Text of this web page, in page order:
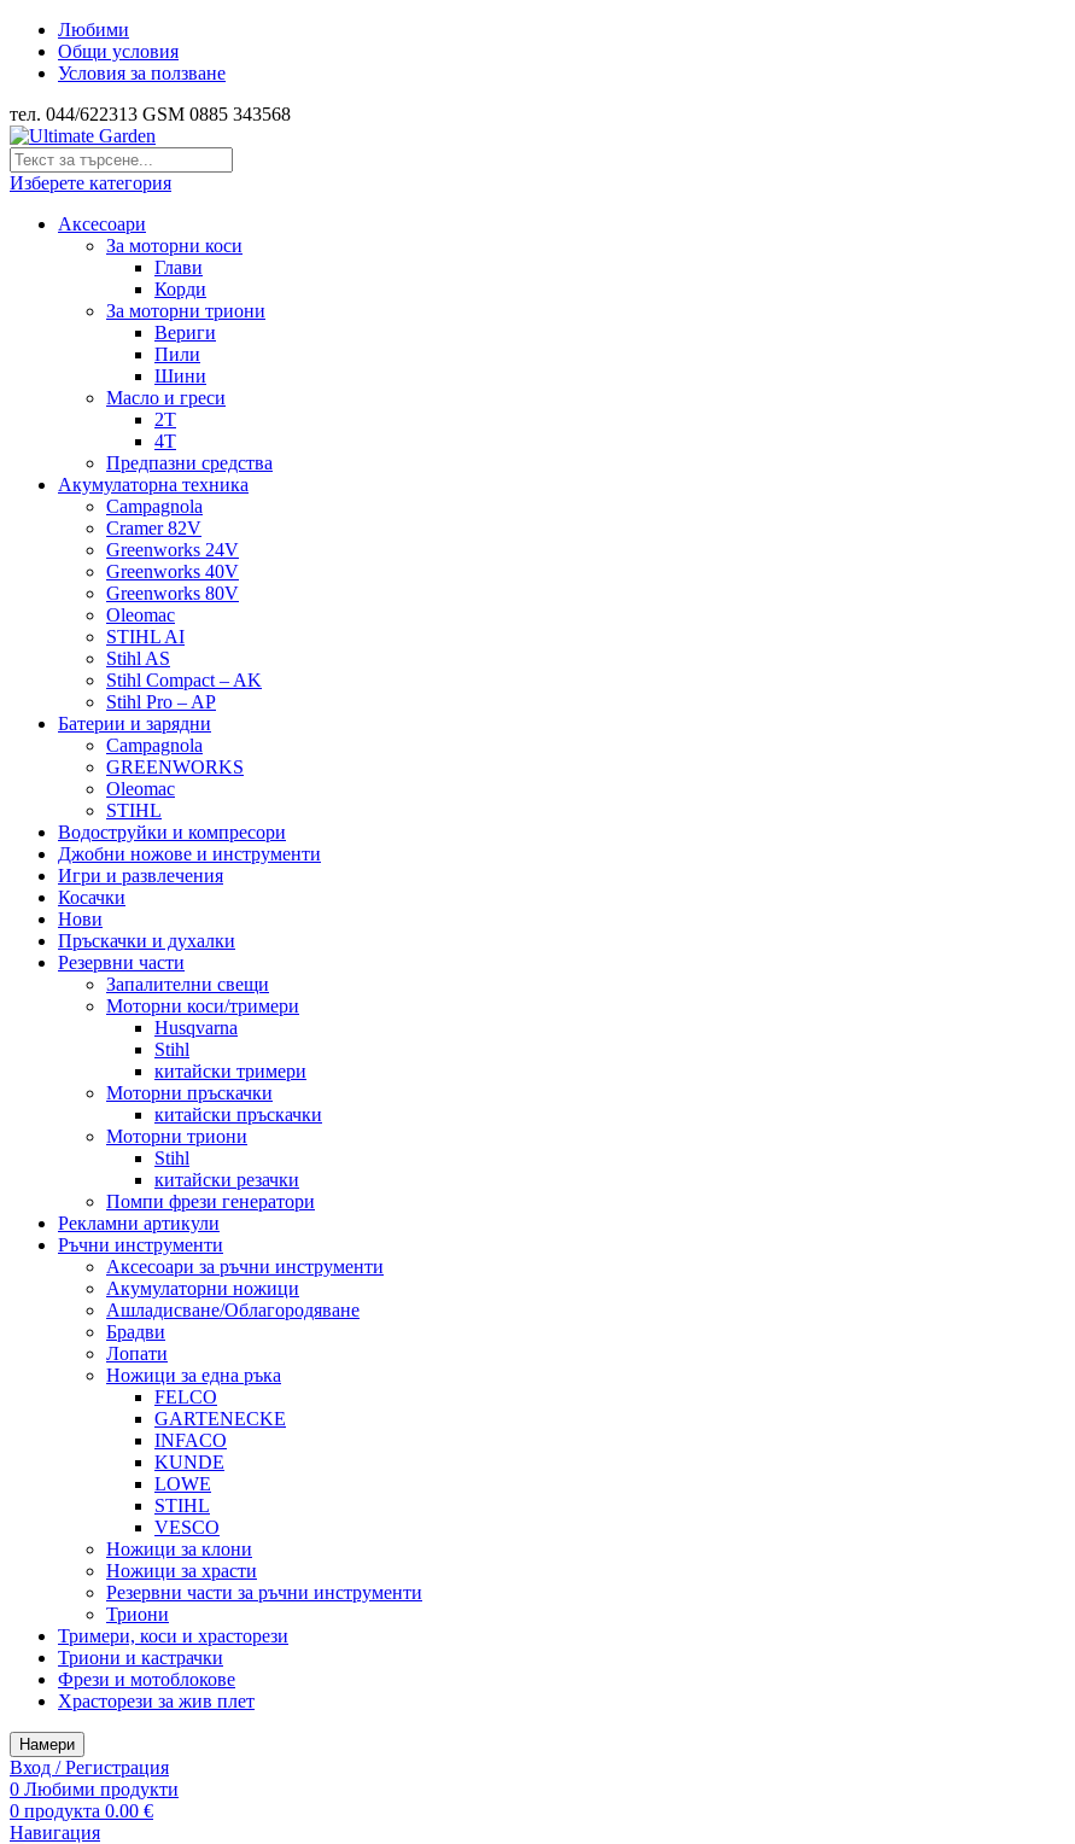
Любими
Общи условия
Условия за ползване
тел. 044/622313 GSM 0885 343568
Изберете категория
Аксесоари
За моторни коси
Глави
Корди
За моторни триони
Вериги
Пили
Шини
Масло и греси
2Т
4Т
Предпазни средства
Акумулаторна техника
Campagnola
Cramer 82V
Greenworks 24V
Greenworks 40V
Greenworks 80V
Oleomac
STIHL AI
Stihl AS
Stihl Compact – AK
Stihl Pro – AP
Батерии и зарядни
Campagnola
GREENWORKS
Oleomac
STIHL
Водоструйки и компресори
Джобни ножове и инструменти
Игри и развлечения
Косачки
Нови
Пръскачки и духалки
Резервни части
Запалителни свещи
Моторни коси/тримери
Husqvarna
Stihl
китайски тримери
Моторни пръскачки
китайски пръскачки
Моторни триони
Stihl
китайски резачки
Помпи фрези генератори
Рекламни артикули
Ръчни инструменти
Аксесоари за ръчни инструменти
Акумулаторни ножици
Ашладисване/Облагородяване
Брадви
Лопати
Ножици за една ръка
FELCO
GARTENECKE
INFACO
KUNDE
LOWE
STIHL
VESCO
Ножици за клони
Ножици за храсти
Резервни части за ръчни инструменти
Триони
Тримери, коси и храсторези
Триони и кастрачки
Фрези и мотоблокове
Храсторези за жив плет
Намери
Вход / Регистрация
0 Любими продукти
0 продукта 0.00 €
Навигация